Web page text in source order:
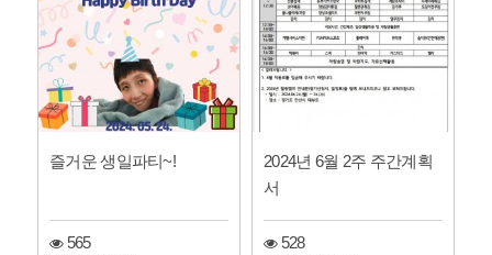
즐거운 생일파티~!
565
2024년 6월 2주 주간계획
서
528